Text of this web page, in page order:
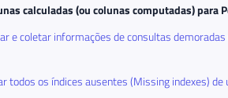
calculadas (ou colunas computadas) para
e coletar informações de consultas
todos os índices ausentes (Missing indexes) de